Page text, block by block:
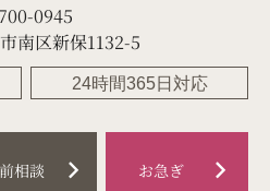
0945
南区新保1132-5
24時間365日対応
相談 chevron_right お急ぎ chevron_right